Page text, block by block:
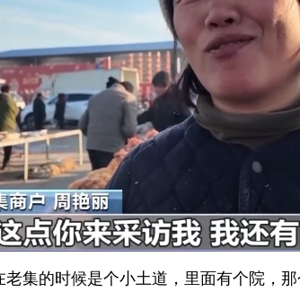
集的时候是个小土道，里面有个院，